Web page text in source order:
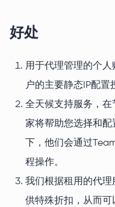
好处
用于代理管理的个
户的主要静态IP配置
全天候支持服务，
家将帮助您选择和
下，他们会通过
程操作。
我们根据租用的代
供特殊折扣，从而可